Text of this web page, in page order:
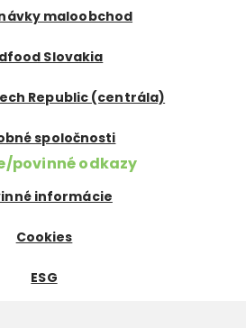
maloobchod
Slovakia
Republic (centrála)
spoločnosti
povinné odkazy
informácie
Cookies
ESG